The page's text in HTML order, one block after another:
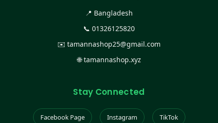
📍 Bangladesh
📞 01326125820
✉️ tamannashop25@gmail.com
🌐tamannashop.xyz
Stay Connected
Facebook Page Instagram TikTok